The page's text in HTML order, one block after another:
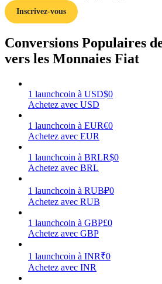
Gagner
Gagnez quotidiennement des
Inscrivez-vous
Conversions Populaires
vers les Monnaies Fiat
1 launchcoin à USD$0
Achetez avec USD
1 launchcoin à EUR€0
Achetez avec EUR
1 launchcoin à BRLR$0
Achetez avec BRL
1 launchcoin à RUB₽0
Achetez avec RUB
1 launchcoin à GBP£0
Achetez avec GBP
1 launchcoin à INR₹0
Achetez avec INR